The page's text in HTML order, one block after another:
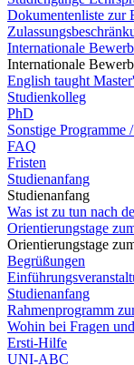
Dokumentenliste zur
Internationale
Internationale
English taught
Studienkolleg
PhD
Sonstige Programme
FAQ
Fristen
Studienanfang
Studienanfang
Was ist zu tun nach
Orientierungstage
Orientierungstage
Begrüßungen
Studienanfang
Rahmenprogramm
Wohin bei Fragen
Ersti-Hilfe
UNI-ABC